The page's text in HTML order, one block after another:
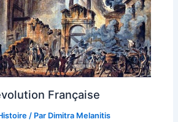
Française
/ Par Dimitra Melanitis